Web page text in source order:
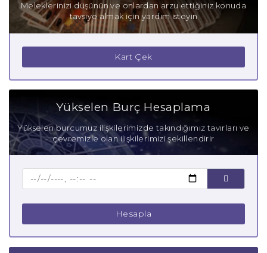
Meleklerinizi düşünün ve onlardan arzu ettiğiniz konuda
tavsiye almak için yardım isteyin
Kart Çek
Yükselen Burç Hesaplama
Yükselen burcumuz ilişkilerimizde takındığımız tavırları ve
çevremizle olan ilişkilerimizi şekillendirir
Hesapla